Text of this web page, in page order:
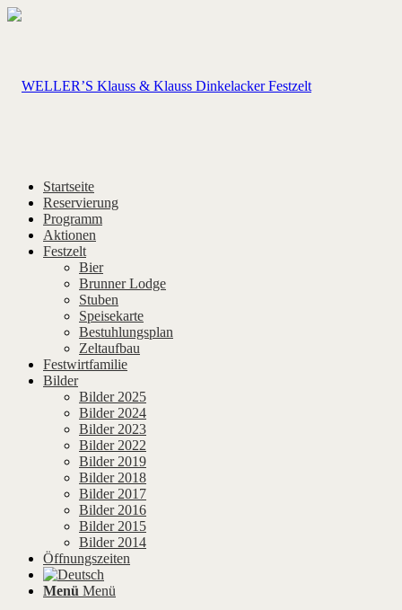
Startseite
Reservierung
Programm
Aktionen
Festzelt
Bier
Brunner Lodge
Stuben
Speisekarte
Bestuhlungsplan
Zeltaufbau
Festwirtfamilie
Bilder
Bilder 2025
Bilder 2024
Bilder 2023
Bilder 2022
Bilder 2019
Bilder 2018
Bilder 2017
Bilder 2016
Bilder 2015
Bilder 2014
Öffnungszeiten
Menü Menü